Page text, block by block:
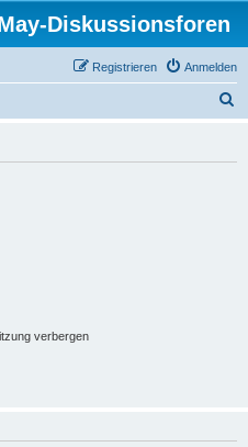
Diskussionsforen
Anmelden
Registrieren
verbergen